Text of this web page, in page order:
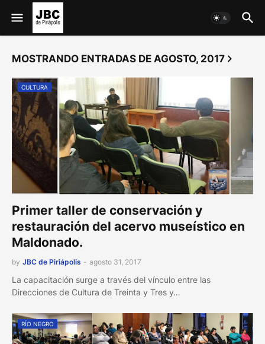
MOSTRANDO ENTRADAS DE AGOSTO, 2017
CULTURA
Primer taller de conservación y
restauración del acervo museístico en
Maldonado.
by JBC de Piriápolis - agosto 31, 2017
La capacitación surge a través del vínculo entre las
Direcciones de Cultura de Treinta y Tres y…
RÍO NEGRO